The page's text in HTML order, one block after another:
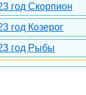
год Скорпион
год Козерог
год Рыбы